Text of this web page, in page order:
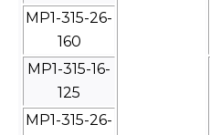
МР1-315-26-
160
МР1-315-16-
125
МР1-315-26-